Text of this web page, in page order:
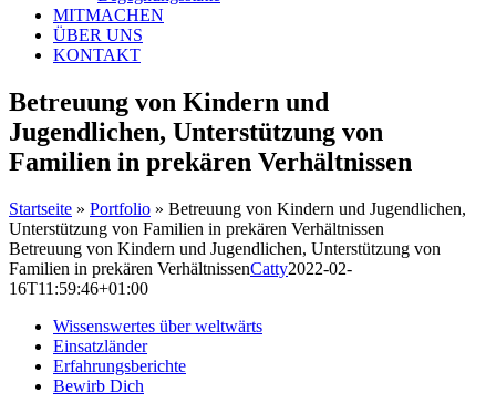
MITMACHEN
ÜBER UNS
KONTAKT
Betreuung von Kindern und
Jugendlichen, Unterstützung von
Familien in prekären Verhältnissen
Startseite » Portfolio » Betreuung von Kindern und Jugendlichen,
Unterstützung von Familien in prekären Verhältnissen
Betreuung von Kindern und Jugendlichen, Unterstützung von
Familien in prekären VerhältnissenCatty2022-02-
16T11:59:46+01:00
Wissenswertes über weltwärts
Einsatzländer
Erfahrungsberichte
Bewirb Dich